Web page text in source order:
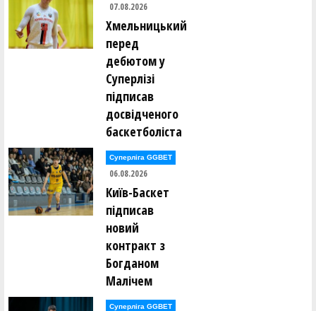
Олександр Бєсєдін (Київська гімназія 201)
Матвій Білозоров (ШАХТАР Шептицька гімназія 12
Данііл Білочицький (ALL STARS Конотопський ліцей 12
Владислав Біляй (НЕСКОРЕНІ ПЕРЕЯСЛАВЦІ
Переяславський ліцей (Київщина))
Даниїл Борисов (БЕНГАЛЬСЬКІ ТІГРИ Ліцей № 14
"Здоров'я" (Полтава))
Сергій Ботнар (Миколаївський ліцей 38 ім.В.Д.Чайки)
Дмитро Будніков (Київська гімназія 201)
Переяславський ліцей (Київщина))
07.08.2026
Хмельницький
перед
дебютом у
Суперлізі
підписав
досвідченого
баскетболіста
Суперліга GGBET
06.08.2026
Київ-Баскет
підписав
новий
контракт з
Богданом
Малічем
Суперліга GGBET